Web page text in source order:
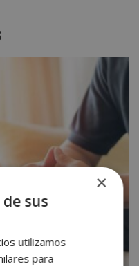
×
sus
utilizamos
para